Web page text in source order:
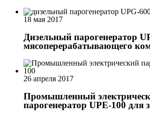
18 мая 2017
Дизельный парогенератор
мясоперерабатывающего
26 апреля 2017
Промышленный
парогенератор UPE-100